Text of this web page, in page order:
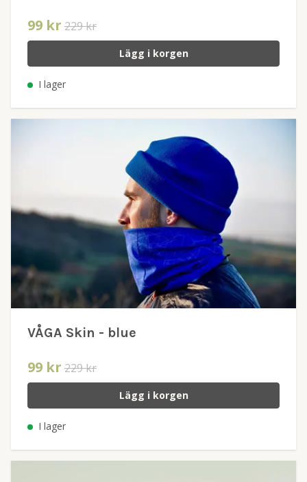
99 kr 229 kr
Lägg i korgen
I lager
VÅGA Skin - blue
99 kr 229 kr
Lägg i korgen
I lager